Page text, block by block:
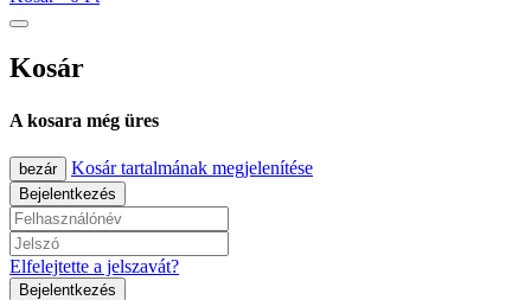
Kosár
A kosara még üres
bezár Kosár tartalmának megjelenítése
Bejelentkezés
Elfelejtette a jelszavát?
Bejelentkezés